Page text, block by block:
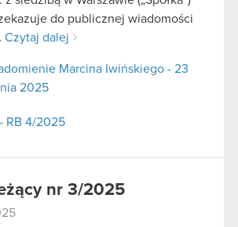
do publicznej wiadomości
Czytaj dalej
Marcina Iwińskiego - 23
2025
- RB 4/2025
nr 3/2025